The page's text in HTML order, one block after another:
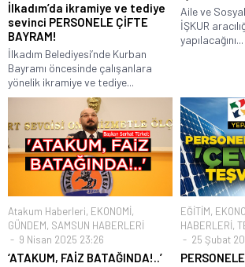
İlkadım’da ikramiye ve tediye
sevinci PERSONELE ÇİFTE
BAYRAM!
İlkadım Belediyesi’nde Kurban
Bayramı öncesinde çalışanlara
yönelik ikramiye ve tediye...
Aile ve
İŞKUR
yapılacağını...
Atakum Haberleri, EKONOMİ,
GÜNDEM, SAMSUN HABERLERİ
9 Nisan 2025 23:26
‘ATAKUM, FAİZ BATAĞINDA!..’
EĞİTİM,
HABERLERİ,
25 Şubat